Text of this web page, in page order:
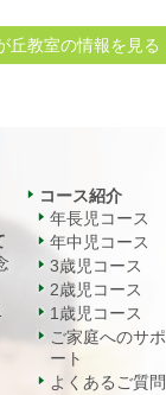
丘教室の情報を見る
コース紹介
年長児コース
年中児コース
3歳児コース
2歳児コース
1歳児コース
ご家庭へのサポ
ート
よくあるご質問